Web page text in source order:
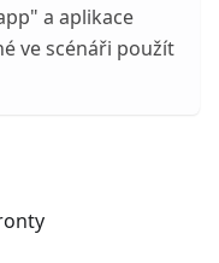
a aplikace
ve scénáři použít